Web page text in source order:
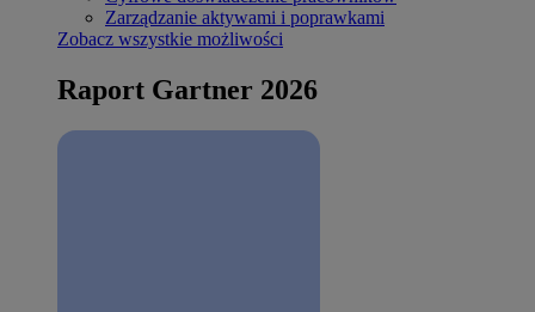
Zarządzanie aktywami i poprawkami
Zobacz wszystkie możliwości
Raport Gartner 2026